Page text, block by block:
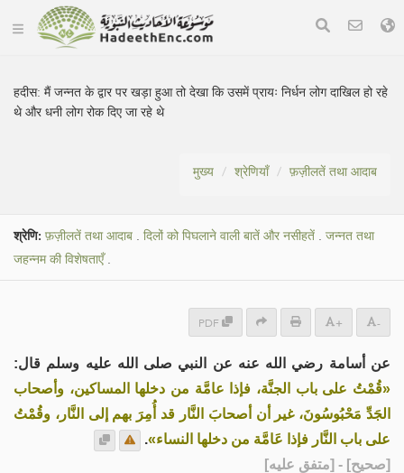
हदीस:मैं जन्नत के द्वार पर खड़ा हुआ तो देखा कि उसमें प्रायः निर्धन लोग दाखिल हो रहे
थे और धनी लोग रोक दिए जा रहे थे
मुख्य श्रेणियाँ फ़ज़ीलतें तथा आदाब
श्रेणि: फ़ज़ीलतें तथा आदाब . दिलों को पिघलाने वाली बातें और नसीहतें . जन्नत तथा
जहन्नम की विशेषताएँ.
PDF + -
عن أسامة رضي الله عنه عن النبي صلى الله عليه وسلم قال:
«قُمْتُ على باب الجنَّة، فإذا عامَّة من دخلها المساكين، وأصحاب
الجَدِّ مَحْبُوسُونَ، غير أن أصحابَ النَّار قد أُمِرَ بهم إلى النَّار، وقُمْتُ
على باب النَّار فإذا عَامَّة من دخلها النساء».
[صحيح] - [متفق عليه]